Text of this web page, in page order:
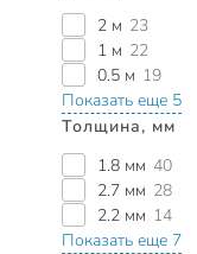
2 м 23
1 м 22
0.5 м 19
Показать еще 5
Толщина, мм
1.8 мм 40
2.7 мм 28
2.2 мм 14
Показать еще 7